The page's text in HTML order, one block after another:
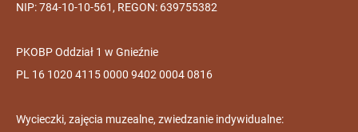
NIP: 784-10-10-561, REGON: 639755382
PKOBP Oddział 1 w Gnieźnie
PL 16 1020 4115 0000 9402 0004 0816
Wycieczki, zajęcia muzealne, zwiedzanie indywidualne: